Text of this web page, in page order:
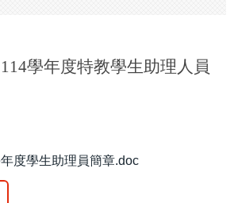
114學年度特教學生助理人員
度學生助理員簡章.doc